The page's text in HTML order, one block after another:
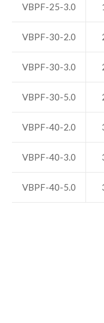
VBPF-25-3.0
VBPF-30-2.0
VBPF-30-3.0
VBPF-30-5.0
VBPF-40-2.0
VBPF-40-3.0
VBPF-40-5.0